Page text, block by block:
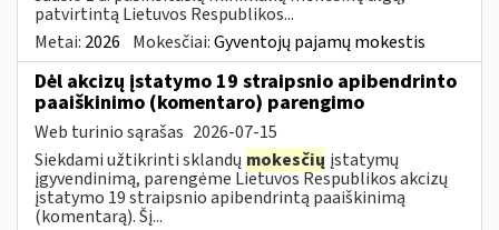
patvirtintą Lietuvos Respublikos...
Metai: 2026 Mokesčiai:Gyventojų pajamų mokestis
Dėl akcizų įstatymo 19 straipsnio apibendrinto
paaiškinimo (komentaro) parengimo
Web turinio sąrašas 2026-07-15
Siekdami užtikrinti sklandų mokesčių įstatymų
įgyvendinimą, parengėme Lietuvos Respublikos akcizų
įstatymo 19 straipsnio apibendrintą paaiškinimą
(komentarą). Šį...